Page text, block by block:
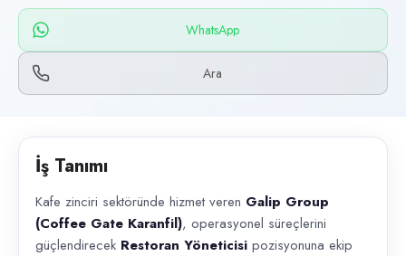
24 Eylül 2026
Başvuru kanalları
WhatsApp, Telefon
Kafe zinciri sektöründe hizmet veren Galip Group (Coffee Gate
WhatsApp
Ara
İş Tanımı
Kafe zinciri sektöründe hizmet veren Galip Group
(Coffee Gate Karanfil), operasyonel süreçlerini
güçlendirecek Restoran Yöneticisi pozisyonuna ekip